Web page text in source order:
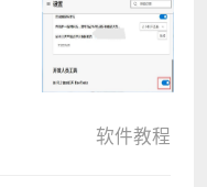
软件教程